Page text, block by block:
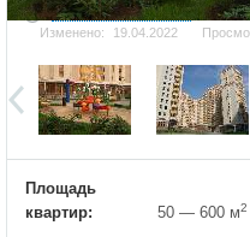
Добавить фотографию
Изменено:
19.04.2022
Площадь
квартир:
50 — 600 м2